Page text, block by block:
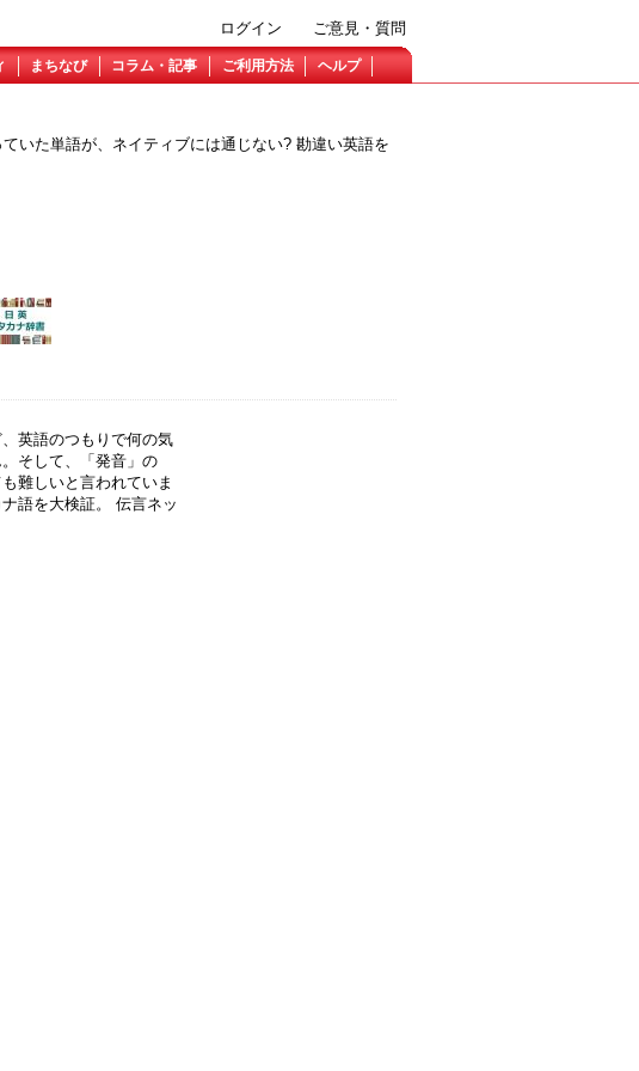
ご意見・質問
ログイン
まちなび コラム・記事 ご利用方法 ヘルプ
いた単語が、ネイティブには通じない? 勘違い英語を
英語のつもりで何の気
そして、「発音」の
難しいと言われていま
語を大検証。 伝言ネッ